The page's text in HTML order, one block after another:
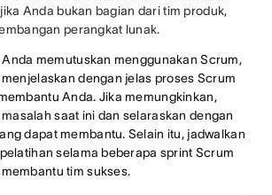
Anda bukan bagian dari tim produk,
perangkat lunak.
Anda memutuskan menggunakan Scrum,
dengan jelas proses Scrum
Anda. Jika memungkinkan,
saat ini dan selaraskan dengan
dapat membantu. Selain itu, jadwalkan
selama beberapa sprint Scrum
tim sukses.